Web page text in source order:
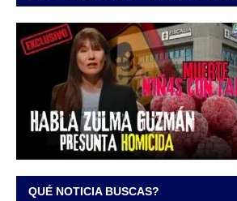
QUÉ NOTICIA BUSCAS?